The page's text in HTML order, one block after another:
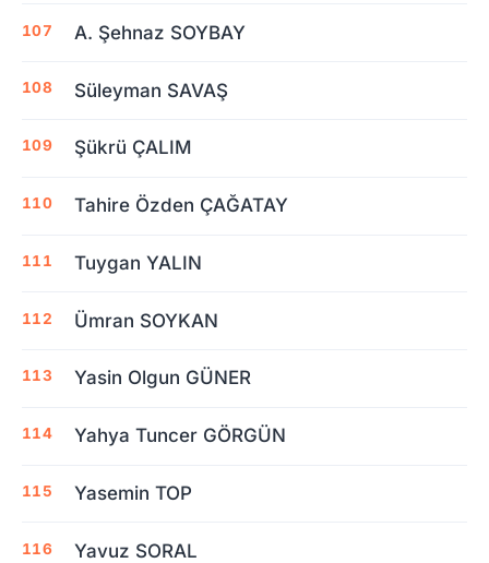
A. Şehnaz SOYBAY
Süleyman SAVAŞ
Şükrü ÇALIM
Tahire Özden ÇAĞATAY
Tuygan YALIN
Ümran SOYKAN
Yasin Olgun GÜNER
Yahya Tuncer GÖRGÜN
Yasemin TOP
Yavuz SORAL